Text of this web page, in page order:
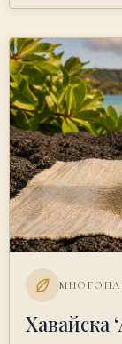
Хавайска